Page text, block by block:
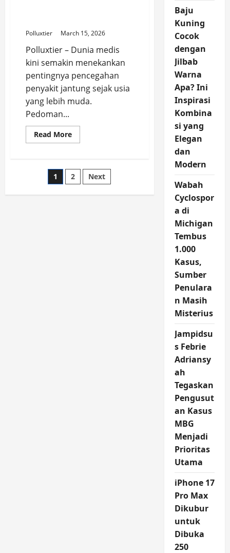
Polluxtier March 15, 2026
Polluxtier – Dunia medis
kini semakin menekankan
pentingnya pencegahan
penyakit jantung sejak usia
yang lebih muda.
Pedoman...
Read MoreRead
more
Jantung,
Dokter
Anjurkan
Posts
pagination
1 2 Next
Baju
Kuning
Cocok
dengan
Jilbab
Warna
Apa? Ini
Inspirasi
Kombina
si yang
Elegan
dan
Modern
Wabah
Cyclospor
a di
Michigan
Tembus
1.000
Kasus,
Sumber
Penulara
n Masih
Misterius
Jampidsu
s Febrie
Adriansy
ah
Tegaskan
Pengusut
an Kasus
MBG
Menjadi
Prioritas
Utama
iPhone 17
Pro Max
Dikubur
untuk
Dibuka
250